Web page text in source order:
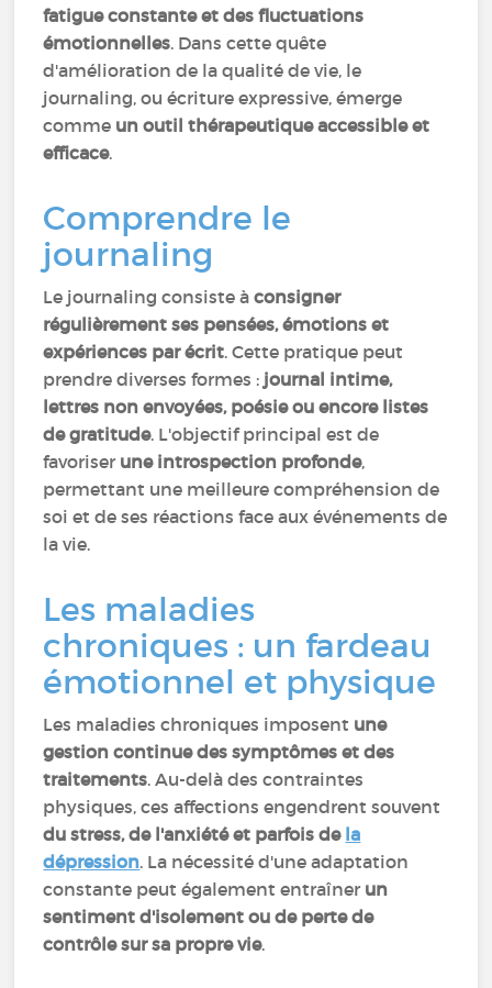
fatigue constante et des fluctuations
émotionnelles. Dans cette quête
d'amélioration de la qualité de vie, le
journaling, ou écriture expressive, émerge
comme un outil thérapeutique accessible et
efficace.
Comprendre le
journaling
Le journaling consiste àconsigner
régulièrement ses pensées, émotions et
expériences par écrit. Cette pratique peut
prendre diverses formes : journal intime,
lettres non envoyées, poésie ou encore listes
de gratitude. L'objectif principal est de
favoriser une introspection profonde,
permettant une meilleure compréhension de
soi et de ses réactions face aux événements de
la vie.
Les maladies
chroniques : un fardeau
émotionnel et physique
Les maladies chroniques imposent une
gestion continue des symptômes et des
traitements. Au-delà des contraintes
physiques, ces affections engendrent souvent
du stress, de l'anxiété et parfois de la
dépression. La nécessité d'une adaptation
constante peut également entraîner un
sentiment d'isolement ou de perte de
contrôle sur sa propre vie.